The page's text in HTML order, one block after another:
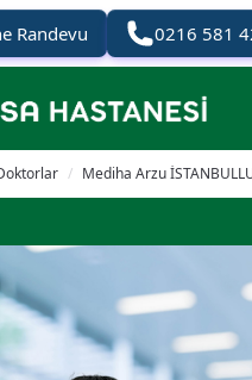
Randevu 0216 581
/ Mediha Arzu